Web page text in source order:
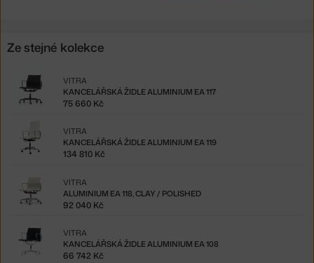
Ze stejné kolekce
KANCELÁŘSKÁ ŽIDLE ALUMINIUM EA 117
VITRA
75 660 Kč
KANCELÁŘSKÁ ŽIDLE ALUMINIUM EA 119
VITRA
134 810 Kč
ALUMINIUM EA 118, CLAY / POLISHED
VITRA
92 040 Kč
KANCELÁŘSKÁ ŽIDLE ALUMINIUM EA 108
VITRA
66 742 Kč